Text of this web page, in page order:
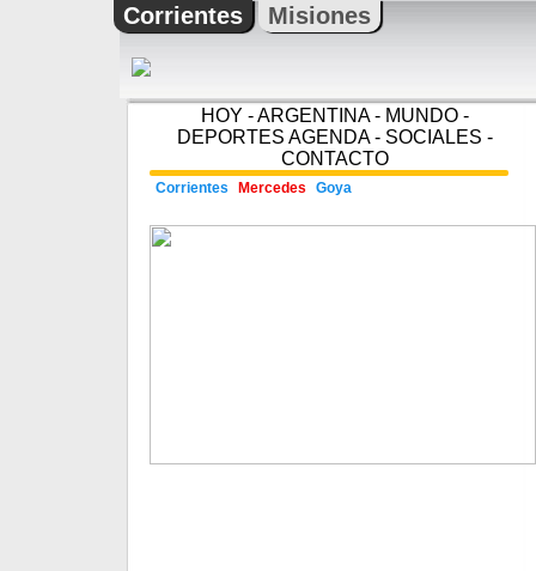
Corrientes Misiones
HOY -ARGENTINA- MUNDO -
DEPORTES AGENDA- SOCIALES -
CONTACTO
Corrientes Mercedes Goya